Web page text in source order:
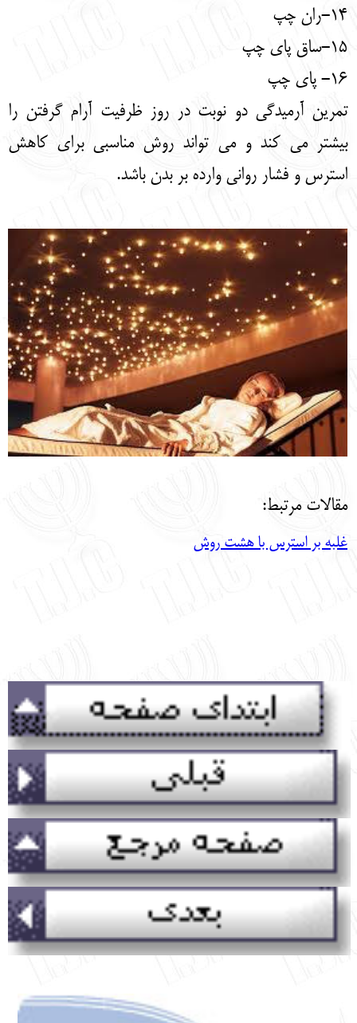
14-ران چپ
15-ساق پای چپ
16- پای چپ
تمرین آرمیدگی دو نوبت در روز ظرفیت آرام گرفتن را
بیشتر می کند و می تواند روش مناسبی برای کاهش
استرس و فشار روانی وارده بر بدن باشد.
مقالات مرتبط:
غلبه بر استرس با هشت روش